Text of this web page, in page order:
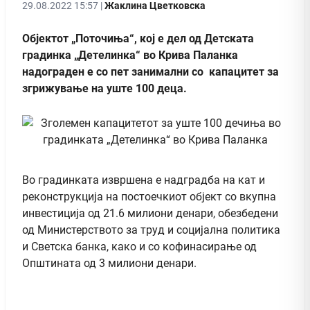
29.08.2022 15:57 |Жаклина Цветковска
Објектот „Поточиња“, кој е дел од Детската
градинка „Детелинка“ во Крива Паланка
надограден е со пет занимални со капацитет за
згрижување на уште 100 деца.
Во градинката извршена е надградба на кат и
реконструкција на постоечкиот објект со вкупна
инвестиција од 21.6 милиони денари, обезбедени
од Министерството за труд и социјална политика
и Светска банка, како и со кофинасирање од
Општината од 3 милиони денари.